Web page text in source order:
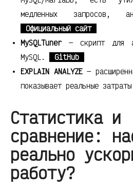
медленных запросов,
Официальный сайт
MySQLTuner— скрипт для
MySQL.
GitHub
EXPLAIN ANALYZE—
показывает реальные
Статистика и
сравнение:
реально
работу?